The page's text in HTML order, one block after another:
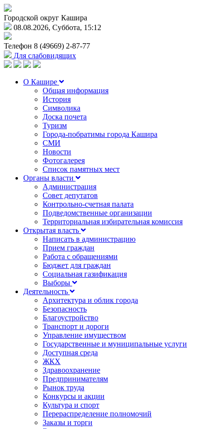
Городской округ Кашира
08.08.2026, Суббота, 15:12
Телефон 8 (49669) 2-87-77
Для слабовидящих
О Кашире
Общая информация
История
Символика
Доска почета
Туризм
Города-побратимы города Кашира
СМИ
Новости
Фотогалерея
Список памятных мест
Органы власти
Администрация
Совет депутатов
Контрольно-счетная палата
Подведомственные организации
Территориальная избирательная комиссия
Открытая власть
Написать в администрацию
Прием граждан
Работа с обращениями
Бюджет для граждан
Социальная газификация
Выборы
Деятельность
Архитектура и облик города
Безопасность
Благоустройство
Транспорт и дороги
Управление имуществом
Государственные и муниципальные услуги
Доступная среда
ЖКХ
Здравоохранение
Предпринимателям
Рынок труда
Конкурсы и акции
Культура и спорт
Перераспределение полномочий
Заказы и торги